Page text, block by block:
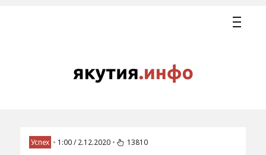
Успех • 1:00 / 2.12.2020 • 13810